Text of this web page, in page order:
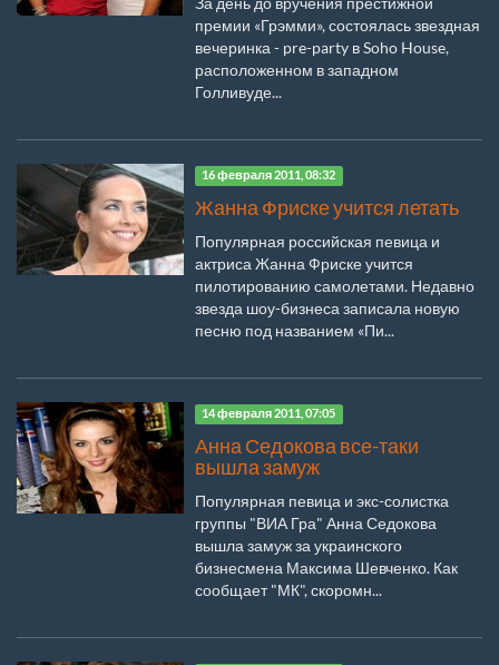
премии «Грэмми», состоялась звездная
вечеринка - pre-party в Soho House,
расположенном в западном
Голливуде...
16 февраля 2011, 08:32
Жанна Фриске учится летать
Популярная российская певица и
актриса Жанна Фриске учится
пилотированию самолетами. Недавно
звезда шоу-бизнеса записала новую
песню под названием «Пи...
14 февраля 2011, 07:05
Анна Седокова все-таки
вышла замуж
Популярная певица и экс-солистка
группы "ВИА Гра" Анна Седокова
вышла замуж за украинского
бизнесмена Максима Шевченко. Как
сообщает "МК", скоромн...